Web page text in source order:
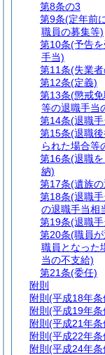
第8条の3
第9条(定年前
職員の募集等)
第10条(予告
手当)
第11条(失業
第12条(定義)
第13条(懲戒
等の退職手当
第14条(退職
第15条(退職
られた場合等
第16条(退職
納)
第17条(遺族
第18条(退職
の退職手当相
第19条(退職
第20条(職員
職員となった
当の不支給)
第21条(委任)
附則
附則 (平成18年
附則 (平成19年
附則 (平成21年
附則 (平成22年
附則 (平成24年条